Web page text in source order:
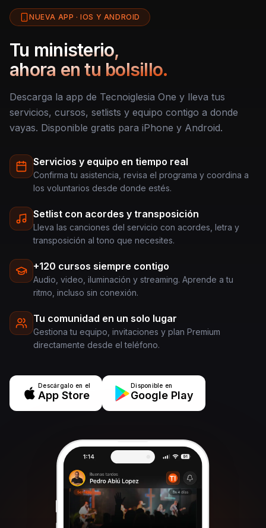
NUEVA APP · IOS Y ANDROID
Tu ministerio,
ahora en tu bolsillo.
Descarga la app de Tecnoiglesia One y lleva tus
servicios, cursos, setlists y equipo contigo a donde
vayas. Disponible gratis para iPhone y Android.
Servicios y equipo en tiempo real
Confirma tu asistencia, revisa el programa y coordina a
los voluntarios desde donde estés.
Setlist con acordes y transposición
Lleva las canciones del servicio con acordes, letra y
transposición al tono que necesites.
+120 cursos siempre contigo
Audio, video, iluminación y streaming. Aprende a tu
ritmo, incluso sin conexión.
Tu comunidad en un solo lugar
Gestiona tu equipo, invitaciones y plan Premium
directamente desde el teléfono.
Descárgalo en el
App Store
Disponible en
Google Play